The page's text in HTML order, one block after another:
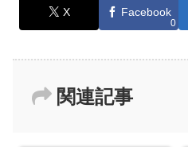
X Facebook
0
関連記事